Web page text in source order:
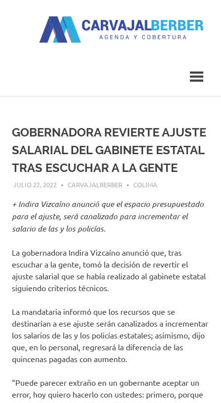
GOBERNADORA REVIERTE AJUSTE
SALARIAL DEL GABINETE ESTATAL
TRAS ESCUCHAR A LA GENTE
JULIO 22, 2022 CARVAJALBERBER COLIMA
+ Indira Vizcaíno anunció que el espacio presupuestado
para el ajuste, será canalizado para incrementar el
salario de las y los policías.
La gobernadora Indira Vizcaíno anunció que, tras
escuchar a la gente, tomó la decisión de revertir el
ajuste salarial que se había realizado al gabinete estatal
siguiendo criterios técnicos.
La mandataria informó que los recursos que se
destinarían a ese ajuste serán canalizados a incrementar
los salarios de las y los policías estatales; asimismo, dijo
que, en lo personal, regresará la diferencia de las
quincenas pagadas con aumento.
“Puede parecer extraño en un gobernante aceptar un
error, hoy quiero hacerlo con ustedes: primero, porque